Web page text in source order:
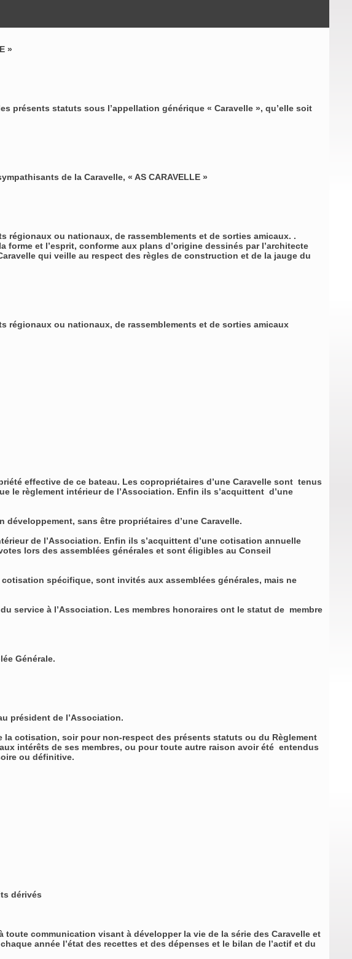
»
présents statuts sous l’appellation générique « Caravelle », qu’elle soit
de la Caravelle, « AS CARAVELLE »
régionaux ou nationaux, de rassemblements et de sorties amicaux. .
et l’esprit, conforme aux plans d’origine dessinés par l’architecte
qui veille au respect des règles de construction et de la jauge du
régionaux ou nationaux, de rassemblements et de sorties amicaux
effective de ce bateau. Les copropriétaires d’une Caravelle sont tenus
le règlement intérieur de l’Association. Enfin ils s’acquittent d’une
sans être propriétaires d’une Caravelle.
de l’Association. Enfin ils s’acquittent d’une cotisation annuelle
lors des assemblées générales et sont éligibles au Conseil
spécifique, sont invités aux assemblées générales, mais ne
service à l’Association. Les membres honoraires ont le statut de membre
Générale.
président de l’Association.
cotisation, soir pour non-respect des présents statuts ou du Règlement
intérêts de ses membres, ou pour toute autre raison avoir été entendus
ou définitive.
dérivés
communication visant à développer la vie de la série des Caravelle et
année l’état des recettes et des dépenses et le bilan de l’actif et du